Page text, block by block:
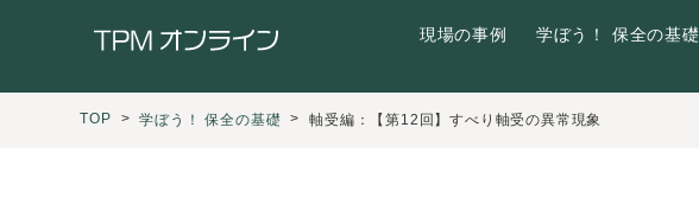
現場の事例 学ぼう！ 保全の基礎
TOP 学ぼう！ 保全の基礎 軸受編：【第12回】すべり軸受の異常現象